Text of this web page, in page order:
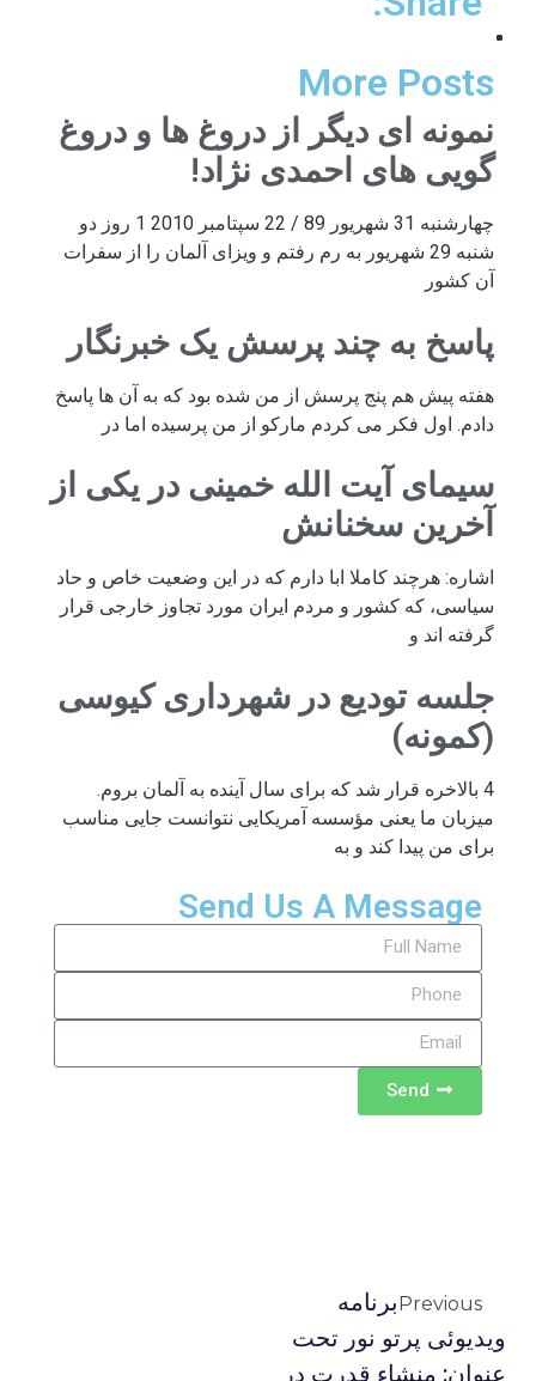
More Posts
نمونه ای دیگر از دروغ ها و دروغ
گویی های احمدی نژاد!
چهارشنبه 31 شهریور 89 / 22 سپتامبر 2010 1 روز دو
شنبه 29 شهریور به رم رفتم و ویزای آلمان را از سفرات
آن کشور
پاسخ به چند پرسش یک خبرنگار
هفته پیش هم پنج پرسش از من شده بود که به آن ها پاسخ
دادم. اول فکر می کردم مارکو از من پرسیده اما در
سیمای آیت الله خمینی در یکی از
آخرین سخنانش
اشاره: هرچند کاملا ابا دارم که در این وضعیت خاص و حاد
سیاسی، که کشور و مردم ایران مورد تجاوز خارجی قرار
گرفته اند و
جلسه تودیع در شهرداری کیوسی
(کمونه)
4 بالاخره قرار شد که برای سال آینده به آلمان بروم.
میزبان ما یعنی مؤسسه آمریکایی نتوانست جایی مناسب
برای من پیدا کند و به
Send Us A Message
Send
Previousبرنامه
ويديوئى پرتو نور تحت
عنوان: منشاء قدرت در